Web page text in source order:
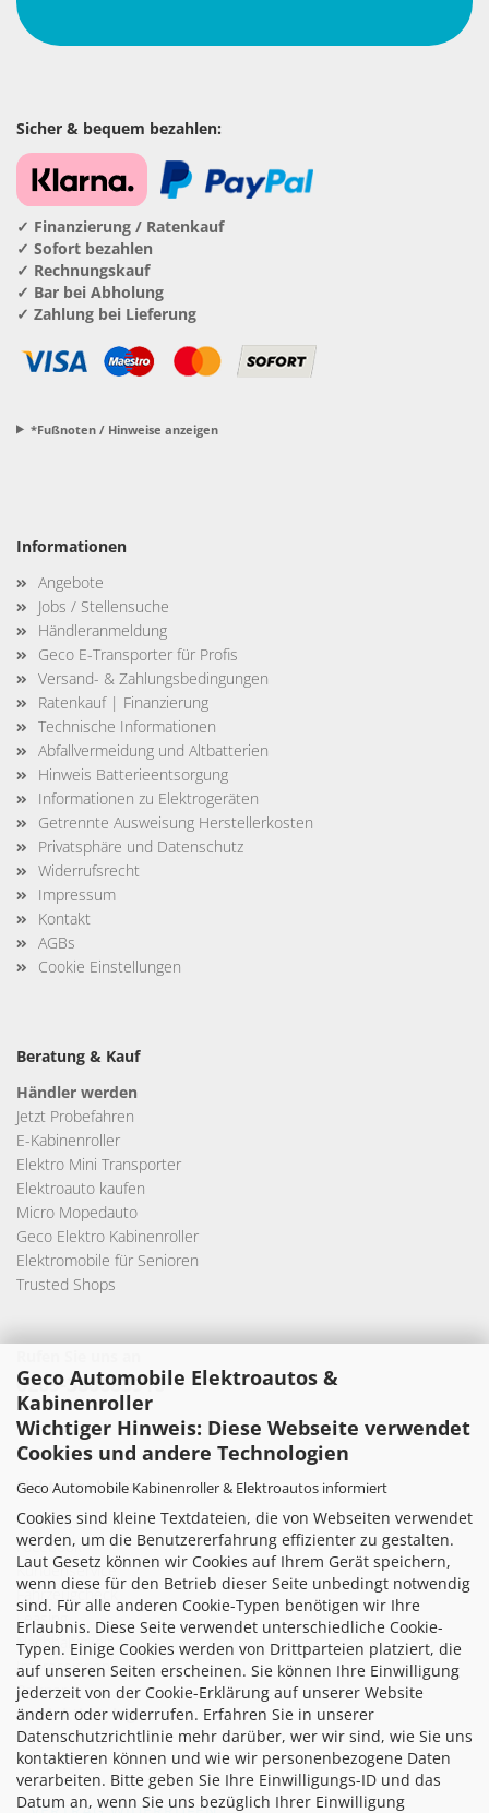
Geco Automobile Elektroautos &
Kabinenroller
Wichtiger Hinweis: Diese Webseite verwendet
Cookies und andere Technologien
Geco Automobile Kabinenroller & Elektroautos informiert
Cookies sind kleine Textdateien, die von Webseiten verwendet
werden, um die Benutzererfahrung effizienter zu gestalten.
Laut Gesetz können wir Cookies auf Ihrem Gerät speichern,
wenn diese für den Betrieb dieser Seite unbedingt notwendig
sind. Für alle anderen Cookie-Typen benötigen wir Ihre
Erlaubnis. Diese Seite verwendet unterschiedliche Cookie-
Typen. Einige Cookies werden von Drittparteien platziert, die
auf unseren Seiten erscheinen. Sie können Ihre Einwilligung
jederzeit von der Cookie-Erklärung auf unserer Website
ändern oder widerrufen. Erfahren Sie in unserer
Datenschutzrichtlinie mehr darüber, wer wir sind, wie Sie uns
kontaktieren können und wie wir personenbezogene Daten
verarbeiten. Bitte geben Sie Ihre Einwilligungs-ID und das
Datum an, wenn Sie uns bezüglich Ihrer Einwilligung
Sicher & bequem bezahlen:
✓ Finanzierung / Ratenkauf
✓ Sofort bezahlen
✓ Rechnungskauf
✓ Bar bei Abholung
✓ Zahlung bei Lieferung
*Fußnoten / Hinweise anzeigen
Informationen
Angebote
Jobs / Stellensuche
Händleranmeldung
Geco E-Transporter für Profis
Versand- & Zahlungsbedingungen
Ratenkauf | Finanzierung
Technische Informationen
Abfallvermeidung und Altbatterien
Hinweis Batterieentsorgung
Informationen zu Elektrogeräten
Getrennte Ausweisung Herstellerkosten
Privatsphäre und Datenschutz
Widerrufsrecht
Impressum
Kontakt
AGBs
Cookie Einstellungen
Beratung & Kauf
Händler werden
Jetzt Probefahren
E-Kabinenroller
Elektro Mini Transporter
Elektroauto kaufen
Micro Mopedauto
Geco Elektro Kabinenroller
Elektromobile für Senioren
Trusted Shops
0209-380683916
Elektromobilität
Über uns
Facebook
Kundenservice
Fahrzeugcheck
Leasing
Nachhaltigkeit
Impressionen
Partner
Produktkatalog